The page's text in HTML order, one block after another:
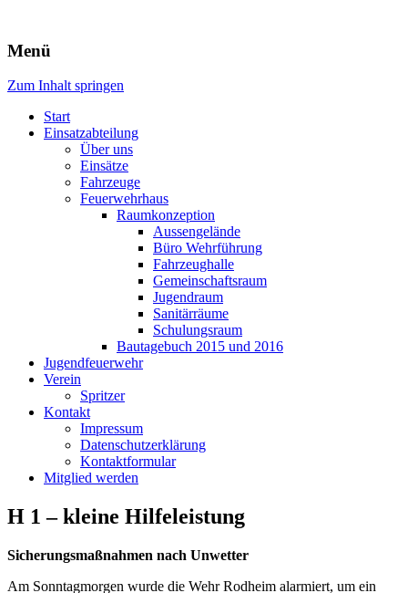
Freiwillige Feuerwehr Rodheim
v.d.H.
Menü
Zum Inhalt springen
Start
Einsatzabteilung
Über uns
Einsätze
Fahrzeuge
Feuerwehrhaus
Raumkonzeption
Aussengelände
Büro Wehrführung
Fahrzeughalle
Gemeinschaftsraum
Jugendraum
Sanitärräume
Schulungsraum
Bautagebuch 2015 und 2016
Jugendfeuerwehr
Verein
Spritzer
Kontakt
Impressum
Datenschutzerklärung
Kontaktformular
Mitglied werden
H 1 – kleine Hilfeleistung
Sicherungsmaßnahmen nach Unwetter
Am Sonntagmorgen wurde die Wehr Rodheim alarmiert, um ein